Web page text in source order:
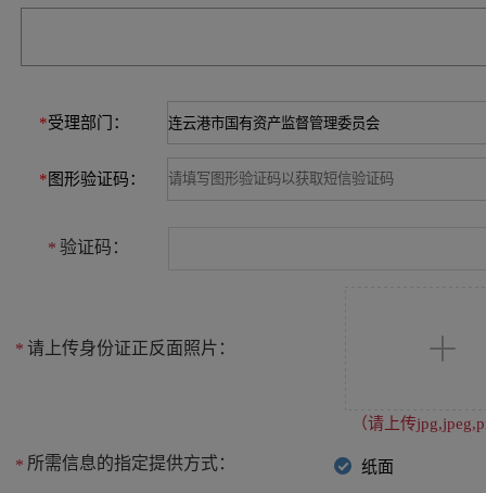
*受理部门：
* 图形验证码：
* 验证码：
* 请上传身份证正反面照片：
（请上传
* 所需信息的指定提供方式： 纸面